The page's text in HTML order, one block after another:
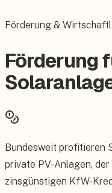
Förderung &
Förderung
Bundesweit profitieren
private PV-Anlagen,
zinsgünstigen KfW-